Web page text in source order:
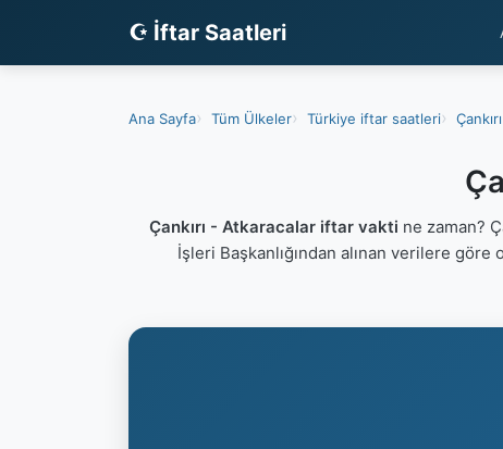
☪ İftar Saatleri
Ana Sayfa Tüm Ülkeler Türkiye iftar saatleri
Çankırı - Atkaracalar iftar vakti ne zaman?
İşleri Başkanlığından alınan verilere göre